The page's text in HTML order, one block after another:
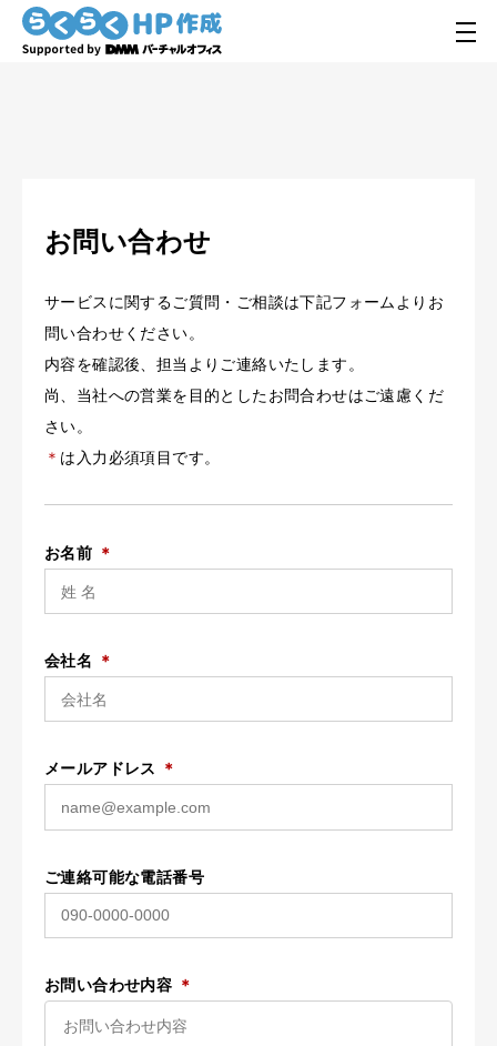
サービスについて
お知らせ
らくらくHP作成
Supported by DMMバーチャルオフィス
営業時間 : 10:00〜18:00
(定休日 / 土日祝)
利用規約
お問い合わせ
サービスに関するご質問・ご相談は下記フォームよりお
問い合わせください。
内容を確認後、担当よりご連絡いたします。
尚、当社への営業を目的としたお問合わせはご遠慮くだ
さい。
＊ は入力必須項目です。
お名前 ＊
会社名 ＊
メールアドレス ＊
ご連絡可能な電話番号
お問い合わせ内容 ＊